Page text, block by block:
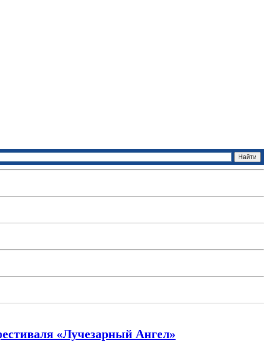
«Лучезарный Ангел»